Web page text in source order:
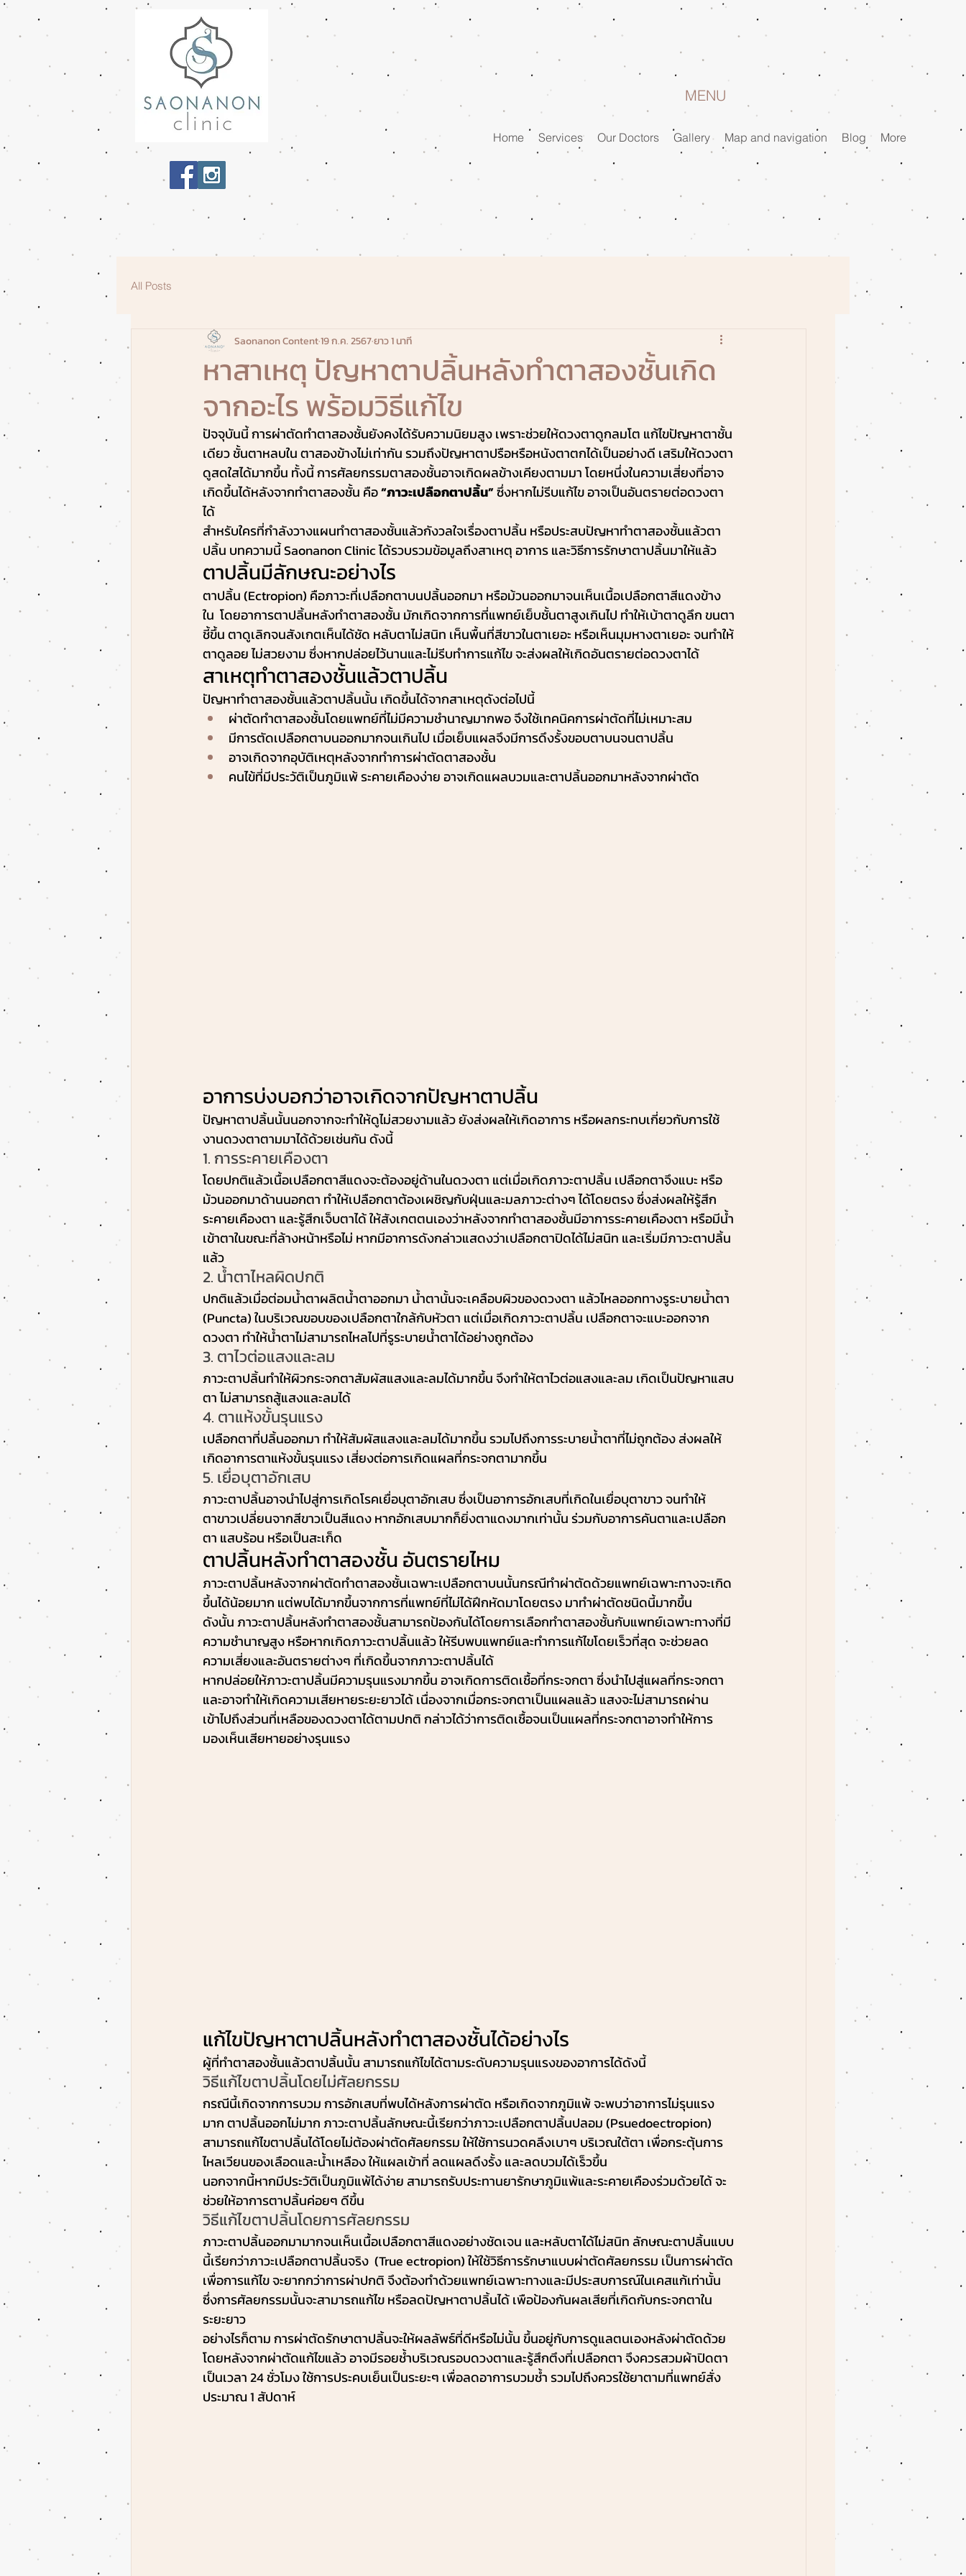
MENU
Home Services Our Doctors Gallery Map and navigation Blog More
All Posts
หาสาเหตุ ปัญหาตาปลิ้นหลังทำตาสองชั้นเกิด
จากอะไร พร้อมวิธีแก้ไข
Saonanon Content19 ก.ค. 2567ยาว 1 นาที
ปัจจุบันนี้ การผ่าตัดทำตาสองชั้นยังคงได้รับความนิยมสูง เพราะช่วยให้ดวงตาดูกลมโต แก้ไขปัญหาตาชั้น
เดียว ชั้นตาหลบใน ตาสองข้างไม่เท่ากัน รวมถึงปัญหาตาปรือหรือหนังตาตกได้เป็นอย่างดี เสริมให้ดวงตา
ดูสดใสได้มากขึ้น ทั้งนี้ การศัลยกรรมตาสองชั้นอาจเกิดผลข้างเคียงตามมา โดยหนึ่งในความเสี่ยงที่อาจ
เกิดขึ้นได้หลังจากทำตาสองชั้น คือ “ภาวะเปลือกตาปลิ้น” ซึ่งหากไม่รีบแก้ไข อาจเป็นอันตรายต่อดวงตา
ได้
สำหรับใครที่กำลังวางแผนทำตาสองชั้นแล้วกังวลใจเรื่องตาปลิ้น หรือประสบปัญหาทำตาสองชั้นแล้วตา
ปลิ้น บทความนี้ Saonanon Clinic ได้รวบรวมข้อมูลถึงสาเหตุ อาการ และวิธีการรักษาตาปลิ้นมาให้แล้ว
ตาปลิ้นมีลักษณะอย่างไร
ตาปลิ้น (Ectropion) คือภาวะที่เปลือกตาบนปลิ้นออกมา หรือม้วนออกมาจนเห็นเนื้อเปลือกตาสีแดงข้าง
ใน  โดยอาการตาปลิ้นหลังทำตาสองชั้น มักเกิดจากการที่แพทย์เย็บชั้นตาสูงเกินไป ทำให้เบ้าตาดูลึก ขนตา
ชี้ขึ้น ตาดูเลิกจนสังเกตเห็นได้ชัด หลับตาไม่สนิท เห็นพื้นที่สีขาวในตาเยอะ หรือเห็นมุมหางตาเยอะ จนทำให้
ตาดูลอย ไม่สวยงาม ซึ่งหากปล่อยไว้นานและไม่รีบทำการแก้ไข จะส่งผลให้เกิดอันตรายต่อดวงตาได้
สาเหตุทำตาสองชั้นแล้วตาปลิ้น
ปัญหาทำตาสองชั้นแล้วตาปลิ้นนั้น เกิดขึ้นได้จากสาเหตุดังต่อไปนี้
ผ่าตัดทำตาสองชั้นโดยแพทย์ที่ไม่มีความชำนาญมากพอ จึงใช้เทคนิคการผ่าตัดที่ไม่เหมาะสม
มีการตัดเปลือกตาบนออกมากจนเกินไป เมื่อเย็บแผลจึงมีการดึงรั้งขอบตาบนจนตาปลิ้น
อาจเกิดจากอุบัติเหตุหลังจากทำการผ่าตัดตาสองชั้น
คนไข้ที่มีประวัติเป็นภูมิแพ้ ระคายเคืองง่าย อาจเกิดแผลบวมและตาปลิ้นออกมาหลังจากผ่าตัด
อาการบ่งบอกว่าอาจเกิดจากปัญหาตาปลิ้น
ปัญหาตาปลิ้นนั้นนอกจากจะทำให้ดูไม่สวยงามแล้ว ยังส่งผลให้เกิดอาการ หรือผลกระทบเกี่ยวกับการใช้
งานดวงตาตามมาได้ด้วยเช่นกัน ดังนี้
1. การระคายเคืองตา
โดยปกติแล้วเนื้อเปลือกตาสีแดงจะต้องอยู่ด้านในดวงตา แต่เมื่อเกิดภาวะตาปลิ้น เปลือกตาจึงแบะ หรือ
ม้วนออกมาด้านนอกตา ทำให้เปลือกตาต้องเผชิญกับฝุ่นและมลภาวะต่างๆ ได้โดยตรง ซึ่งส่งผลให้รู้สึก
ระคายเคืองตา และรู้สึกเจ็บตาได้ ให้สังเกตตนเองว่าหลังจากทำตาสองชั้นมีอาการระคายเคืองตา หรือมีน้ำ
เข้าตาในขณะที่ล้างหน้าหรือไม่ หากมีอาการดังกล่าวแสดงว่าเปลือกตาปิดได้ไม่สนิท และเริ่มมีภาวะตาปลิ้น
แล้ว
2. น้ำตาไหลผิดปกติ
ปกติแล้วเมื่อต่อมน้ำตาผลิตน้ำตาออกมา น้ำตานั้นจะเคลือบผิวของดวงตา แล้วไหลออกทางรูระบายน้ำตา
(Puncta) ในบริเวณขอบของเปลือกตาใกล้กับหัวตา แต่เมื่อเกิดภาวะตาปลิ้น เปลือกตาจะแบะออกจาก
ดวงตา ทำให้น้ำตาไม่สามารถไหลไปที่รูระบายน้ำตาได้อย่างถูกต้อง
3. ตาไวต่อแสงและลม
ภาวะตาปลิ้นทำให้ผิวกระจกตาสัมผัสแสงและลมได้มากขึ้น จึงทำให้ตาไวต่อแสงและลม เกิดเป็นปัญหาแสบ
ตา ไม่สามารถสู้แสงและลมได้
4. ตาแห้งขั้นรุนแรง
เปลือกตาที่ปลิ้นออกมา ทำให้สัมผัสแสงและลมได้มากขึ้น รวมไปถึงการระบายน้ำตาที่ไม่ถูกต้อง ส่งผลให้
เกิดอาการตาแห้งขั้นรุนแรง เสี่ยงต่อการเกิดแผลที่กระจกตามากขึ้น
5. เยื่อบุตาอักเสบ
ภาวะตาปลิ้นอาจนำไปสู่การเกิดโรคเยื่อบุตาอักเสบ ซึ่งเป็นอาการอักเสบที่เกิดในเยื่อบุตาขาว จนทำให้
ตาขาวเปลี่ยนจากสีขาวเป็นสีแดง หากอักเสบมากก็ยิ่งตาแดงมากเท่านั้น ร่วมกับอาการคันตาและเปลือก
ตา แสบร้อน หรือเป็นสะเก็ด
ตาปลิ้นหลังทำตาสองชั้น อันตรายไหม
ภาวะตาปลิ้นหลังจากผ่าตัดทำตาสองชั้นเฉพาะเปลือกตาบนนั้นกรณีทำผ่าตัดด้วยแพทย์เฉพาะทางจะเกิด
ขึ้นได้น้อยมาก แต่พบได้มากขึ้นจากการที่แพทย์ที่ไม่ได้ฝึกหัดมาโดยตรง มาทำผ่าตัดชนิดนี้มากขึ้น
ดังนั้น ภาวะตาปลิ้นหลังทำตาสองชั้นสามารถป้องกันได้โดยการเลือกทำตาสองชั้นกับแพทย์เฉพาะทางที่มี
ความชำนาญสูง หรือหากเกิดภาวะตาปลิ้นแล้ว ให้รีบพบแพทย์และทำการแก้ไขโดยเร็วที่สุด จะช่วยลด
ความเสี่ยงและอันตรายต่างๆ ที่เกิดขึ้นจากภาวะตาปลิ้นได้
หากปล่อยให้ภาวะตาปลิ้นมีความรุนแรงมากขึ้น อาจเกิดการติดเชื้อที่กระจกตา ซึ่งนำไปสู่แผลที่กระจกตา
และอาจทำให้เกิดความเสียหายระยะยาวได้ เนื่องจากเมื่อกระจกตาเป็นแผลแล้ว แสงจะไม่สามารถผ่าน
เข้าไปถึงส่วนที่เหลือของดวงตาได้ตามปกติ กล่าวได้ว่าการติดเชื้อจนเป็นแผลที่กระจกตาอาจทำให้การ
มองเห็นเสียหายอย่างรุนแรง
แก้ไขปัญหาตาปลิ้นหลังทำตาสองชั้นได้อย่างไร
ผู้ที่ทำตาสองชั้นแล้วตาปลิ้นนั้น สามารถแก้ไขได้ตามระดับความรุนแรงของอาการได้ดังนี้
วิธีแก้ไขตาปลิ้นโดยไม่ศัลยกรรม
กรณีนี้เกิดจากการบวม การอักเสบที่พบได้หลังการผ่าตัด หรือเกิดจากภูมิแพ้ จะพบว่าอาการไม่รุนแรง
มาก ตาปลิ้นออกไม่มาก ภาวะตาปลิ้นลักษณะนี้เรียกว่าภาวะเปลือกตาปลิ้นปลอม (Psuedoectropion)
สามารถแก้ไขตาปลิ้นได้โดยไม่ต้องผ่าตัดศัลยกรรม ให้ใช้การนวดคลึงเบาๆ บริเวณใต้ตา เพื่อกระตุ้นการ
ไหลเวียนของเลือดและน้ำเหลือง ให้แผลเข้าที่ ลดแผลดึงรั้ง และลดบวมได้เร็วขึ้น
นอกจากนี้หากมีประวัติเป็นภูมิแพ้ได้ง่าย สามารถรับประทานยารักษาภูมิแพ้และระคายเคืองร่วมด้วยได้ จะ
ช่วยให้อาการตาปลิ้นค่อยๆ ดีขึ้น
วิธีแก้ไขตาปลิ้นโดยการศัลยกรรม
ภาวะตาปลิ้นออกมามากจนเห็นเนื้อเปลือกตาสีแดงอย่างชัดเจน และหลับตาได้ไม่สนิท ลักษณะตาปลิ้นแบบ
นี้เรียกว่าภาวะเปลือกตาปลิ้นจริง  (True ectropion) ให้ใช้วิธีการรักษาแบบผ่าตัดศัลยกรรม เป็นการผ่าตัด
เพื่อการแก้ไข จะยากกว่าการผ่าปกติ จึงต้องทำด้วยแพทย์เฉพาะทางและมีประสบการณ์ในเคสแก้เท่านั้น
ซึ่งการศัลยกรรมนั้นจะสามารถแก้ไข หรือลดปัญหาตาปลิ้นได้ เพือป้องกันผลเสียที่เกิดกับกระจกตาใน
ระยะยาว
อย่างไรก็ตาม การผ่าตัดรักษาตาปลิ้นจะให้ผลลัพธ์ที่ดีหรือไม่นั้น ขึ้นอยู่กับการดูแลตนเองหลังผ่าตัดด้วย
โดยหลังจากผ่าตัดแก้ไขแล้ว อาจมีรอยช้ำบริเวณรอบดวงตาและรู้สึกตึงที่เปลือกตา จึงควรสวมผ้าปิดตา
เป็นเวลา 24 ชั่วโมง ใช้การประคบเย็นเป็นระยะๆ เพื่อลดอาการบวมช้ำ รวมไปถึงควรใช้ยาตามที่แพทย์สั่ง
ประมาณ 1 สัปดาห์